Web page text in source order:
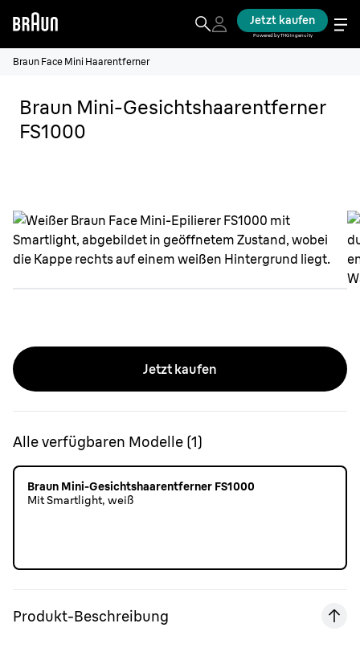
Jetzt kaufen
Powered by THG Ingenuity
Braun Face Mini Haarentferner
Braun Mini-Gesichtshaarentferner
FS1000
Jetzt kaufen
Alle verfügbaren Modelle (1)
Braun Mini-Gesichtshaarentferner FS1000
Mit Smartlight, weiß
Produkt-Beschreibung